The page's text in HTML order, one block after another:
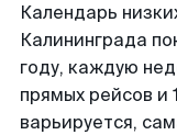
Календарь
Калининграда
году, каждую
прямых рейсов и
варьируется,